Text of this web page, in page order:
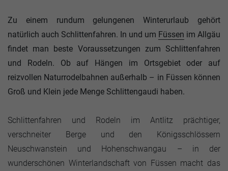
Zu einem rundum gelungenen Winterurlaub gehört
natürlich auch Schlittenfahren. In und um Füssen im Allgäu
findet man beste Voraussetzungen zum Schlittenfahren
und Rodeln. Ob auf Hängen im Ortsgebiet oder auf
reizvollen Naturrodelbahnen außerhalb – in Füssen können
Groß und Klein jede Menge Schlittengaudi haben.
Schlittenfahren und Rodeln im Antlitz prächtiger,
verschneiter Berge und den Königsschlössern
Neuschwanstein und Hohenschwangau – in der
wunderschönen Winterlandschaft von Füssen macht das